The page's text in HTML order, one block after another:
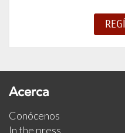
Acerca
Conócenos
In the press